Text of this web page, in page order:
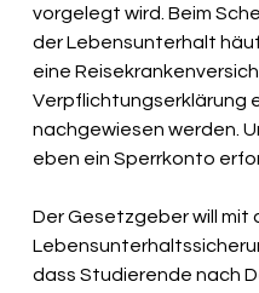
vorgelegt wird. Beim
der Lebensunterhalt
eine
Verpflichtungserklärung
nachgewiesen werden.
eben ein Sperrkonto
Der Gesetzgeber will mit
dass Studierende nach